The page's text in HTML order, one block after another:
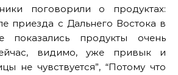
поговорили о продуктах:
приезда с Дальнего Востока в
продукты очень
видимо, уже привык и
не чувствуется”, “Потому что